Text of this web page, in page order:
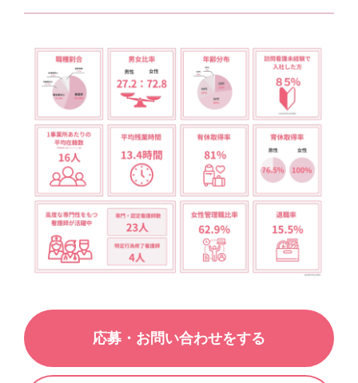
応募・お問い合わせをする